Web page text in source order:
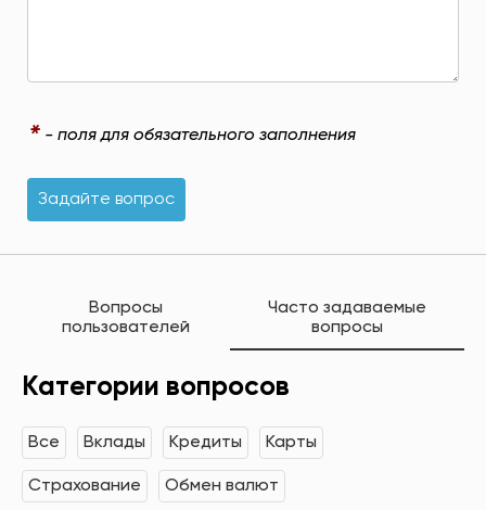
* - поля для обязательного заполнения
Задайте вопрос
Вопросы
пользователей
Часто задаваемые
вопросы
Категории вопросов
Все Вклады Кредиты Карты
Страхование Обмен валют